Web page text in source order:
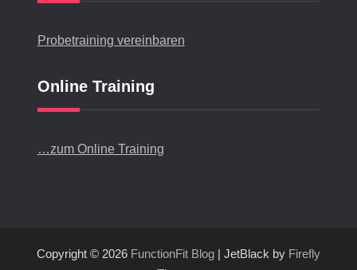
Probetraining vereinbaren
Online Training
…zum Online Training
Copyright © 2026 FunctionFit Blog| JetBlack by Firefly